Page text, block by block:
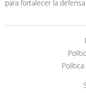
para fortalecer la